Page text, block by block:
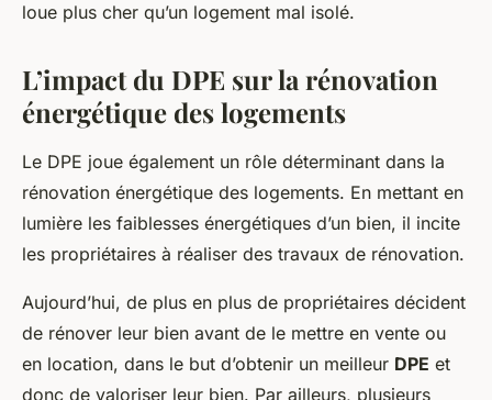
loue plus cher qu’un logement mal isolé.
L’impact du DPE sur la rénovation
énergétique des logements
Le DPE joue également un rôle déterminant dans la
rénovation énergétique des logements. En mettant en
lumière les faiblesses énergétiques d’un bien, il incite
les propriétaires à réaliser des travaux de rénovation.
Aujourd’hui, de plus en plus de propriétaires décident
de rénover leur bien avant de le mettre en vente ou
en location, dans le but d’obtenir un meilleur DPE et
donc de valoriser leur bien. Par ailleurs, plusieurs